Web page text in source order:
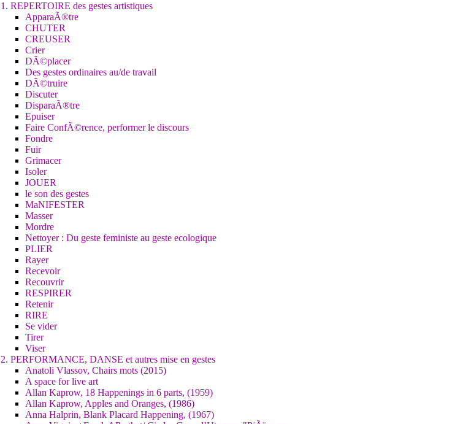
1. REPERTOIRE des gestes artistiques
ApparaÃ®tre
CHUTER
CREUSER
Crier
DÃ©placer
Des gestes ordinaires au/de travail
DÃ©truire
Discuter
DisparaÃ®tre
Epuiser
Faire ConfÃ©rence, performer le discours
Fondre
Fuir
Grimacer
Isoler
JOUER
le son des gestes
MaNIFESTER
Masser
Mordre
Nettoyer : Du geste feministe au geste ecologique
PLIER
Rayer
Recevoir
Recouvrir
RESPIRER
Retenir
RIRE
Se vider
Tirer
Viser
2. PERFORMANCE, DANSE et autres mise en gestes
Anatoli Vlassov, Chairs mots (2015)
A space for live art
Allan Kaprow, 18 Happenings in 6 parts, (1959)
Allan Kaprow, Apples and Oranges, (1986)
Anna Halprin, Blank Placard Happening, (1967)